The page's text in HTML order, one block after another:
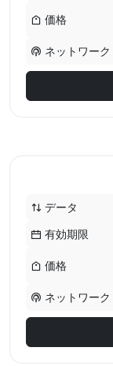
価格
ネットワーク
データ
有効期限
価格
ネットワーク